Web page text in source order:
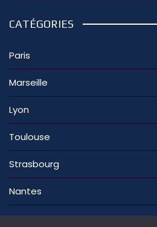
CATÉGORIES
Paris
Marseille
Lyon
Toulouse
Strasbourg
Nantes